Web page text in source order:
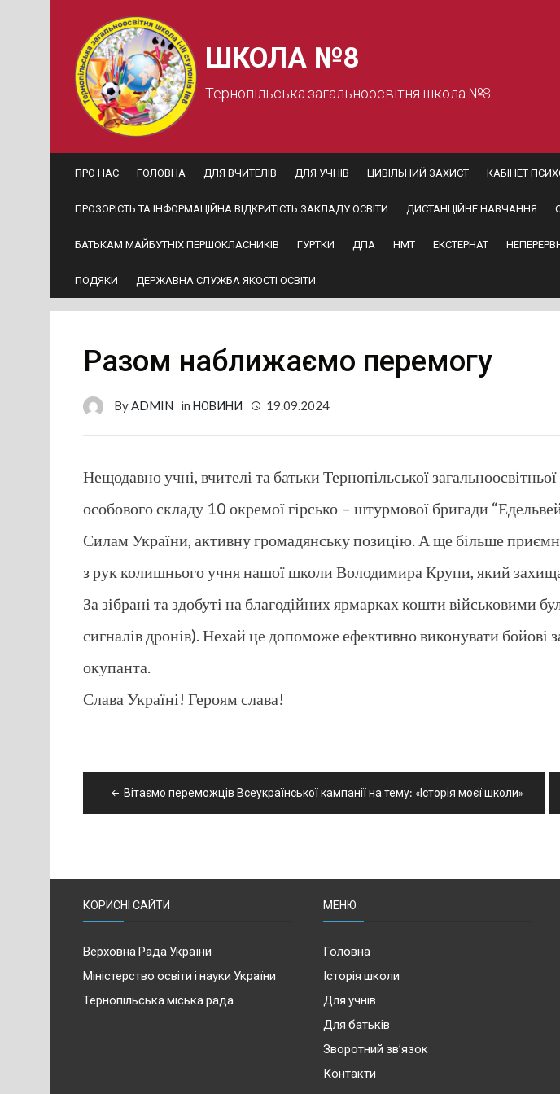
ШКОЛА №8
Тернопільська загальноосвітня школа №8
ПРО НАС ГОЛОВНА ДЛЯ ВЧИТЕЛІВ ДЛЯ УЧНІВ ЦИВІЛЬНИЙ ЗАХИСТ КАБІНЕТ
ПРОЗОРІСТЬ ТА ІНФОРМАЦІЙНА ВІДКРИТІСТЬ ЗАКЛАДУ ОСВІТИ ДИСТАНЦІЙНЕ НАВЧАННЯ
БАТЬКАМ МАЙБУТНІХ ПЕРШОКЛАСНИКІВ ГУРТКИ ДПА НМТ ЕКСТЕРНАТ
ПОДЯКИ ДЕРЖАВНА СЛУЖБА ЯКОСТІ ОСВІТИ
Разом наближаємо перемогу
ByADMIN in НОВИНИ 19.09.2024
Нещодавно учні, вчителі та батьки Тернопільської
особового складу 10 окремої гірсько – штурмової бригади
Силам України, активну громадянську позицію. А ще більше
з рук колишнього учня нашої школи Володимира Крупи, який
За зібрані та здобуті на благодійних ярмарках кошти
сигналів дронів). Нехай це допоможе ефективно виконувати
окупанта.
Слава Україні! Героям слава!
записівВітаємо переможців Всеукраїнської кампанії на тему: «Історія моєї школи»
КОРИСНІ САЙТИ
Верховна Рада України
Міністерство освіти і науки України
Тернопільська міська рада
МЕНЮ
Головна
Історія школи
Для учнів
Для батьків
Зворотний зв’язок
Контакти